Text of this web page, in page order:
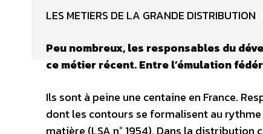
LES METIERS DE LA GRANDE DISTRIBUTION
Peu nombreux, les responsables du
ce métier récent. Entre l’émulation
Ils sont à peine une centaine en France.
dont les contours se formalisent au
matière (LSA n° 1954). Dans la